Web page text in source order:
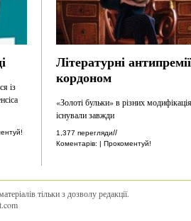
із
Літературні
кордоном
«Золоті бульки» в різних
існували завжди
1,377 перегляди//
Коментарів: | Прокоментуй!
тільки з дозволу редакції.